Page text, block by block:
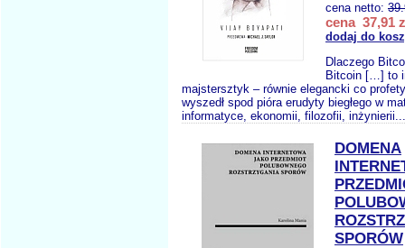
cena netto:
cena 37,91
dodaj do
Dlaczego
Bitcoin […] to
majstersztyk – równie elegancki co
wyszedł spod pióra erudyty biegłego w
informatyce, ekonomii, filozofii,
DOMENA
SPORÓW